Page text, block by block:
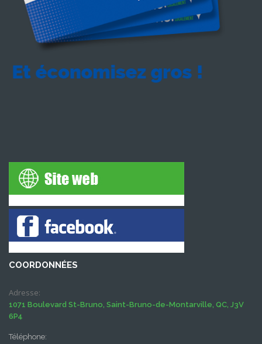
COORDONNÉES
Adresse:
1071 Boulevard St-Bruno, Saint-Bruno-de-Montarville, QC, J3V
6P4
Téléphone: